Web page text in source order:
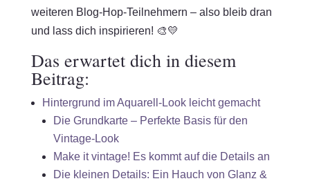
weiteren Blog-Hop-Teilnehmern – also bleib dran
und lass dich inspirieren! 🎨💛
Das erwartet dich in diesem
Beitrag:
Hintergrund im Aquarell-Look leicht gemacht
Die Grundkarte – Perfekte Basis für den
Vintage-Look
Make it vintage! Es kommt auf die Details an
Die kleinen Details: Ein Hauch von Glanz &